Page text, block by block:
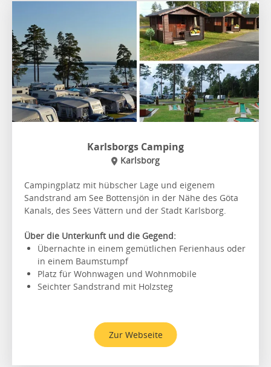
Karlsborgs Camping
Karlsborg
Campingplatz mit hübscher Lage und eigenem
Sandstrand am See Bottensjön in der Nähe des Göta
Kanals, des Sees Vättern und der Stadt Karlsborg.
Über die Unterkunft und die Gegend:
Übernachte in einem gemütlichen Ferienhaus oder
in einem Baumstumpf
Platz für Wohnwagen und Wohnmobile
Seichter Sandstrand mit Holzsteg
Zur Webseite